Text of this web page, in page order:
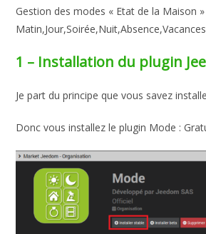
Gestion des modes « Etat de la Maison
1 – Installation du plugin
Je part du principe que vous savez
Donc vous installez le plugin Mode :